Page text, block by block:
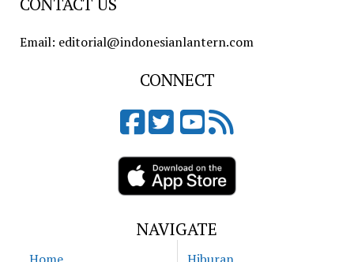
Email: editorial@indonesianlantern.com
CONNECT
NAVIGATE